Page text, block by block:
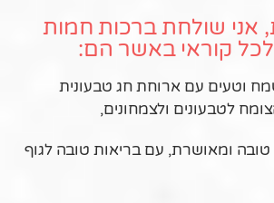
אני שולחת ברכות חמות
קוראי באשר הם:
וטעים עם ארוחת חג טבעונית
לטבעונים ולצמחונים,
טובה ומאושרת, עם בריאות טובה לגוף